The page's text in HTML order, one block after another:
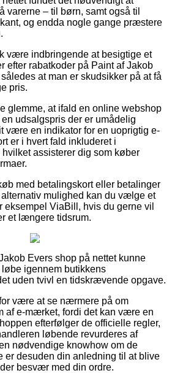
varerne – til børn, samt også til
og endda nogle gange præstere
være indbringende at besigtige et
efter rabatkoder på Paint af Jakob
at man er skudsikker på at få
pris.
glemme, at ifald en online webshop
udsalgspris der er umådelig
være en indikator for en uoprigtig e-
er i hvert fald inkluderet i
assisterer dig som køber
med betalingskort eller betalinger
mulighed kan du vælge et
eksempel ViaBill, hvis du gerne vil
et længere tidsrum.
Evers shop på nettet kunne
igennem butikkens
uden tvivl en tidskrævende opgave.
være at se nærmere på om
af e-mærket, fordi det kan være en
efterfølger de officielle regler,
løbende revurderes af
nødvendige knowhow om de
er desuden din anledning til at blive
besvær med din ordre.